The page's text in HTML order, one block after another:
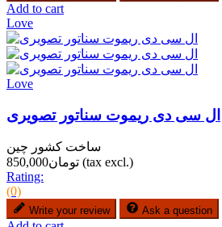
Add to cart
Love
Love
ال سی دی ریموت سناتور تصویری
ساخت کشور چین
تومان850,000 (tax excl.)
Rating:
(0)
Write your review Ask a question